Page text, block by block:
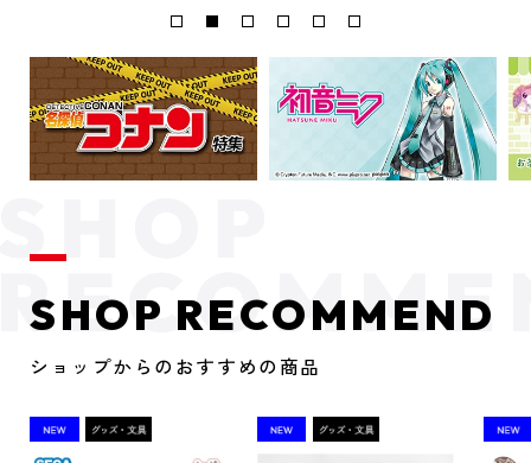
SHOP RECOMMEND
ショップからのおすすめの商品